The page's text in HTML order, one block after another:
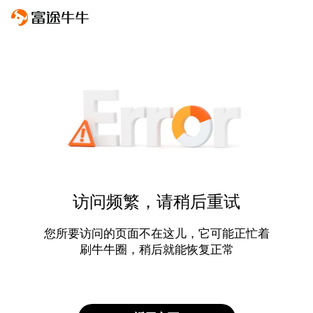
访问频繁，请稍后重试
您所要访问的页面不在这儿，它可能正忙着
刷牛牛圈，稍后就能恢复正常